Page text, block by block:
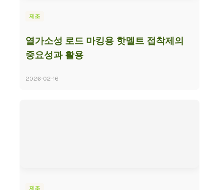
제조
열가소성 로드 마킹용 핫멜트 접착제의
중요성과 활용
2026-02-16
제조